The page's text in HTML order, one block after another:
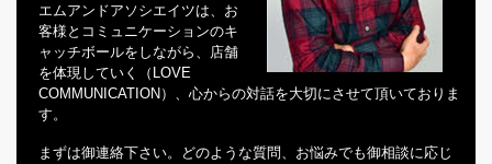
エムアンドアソシエイツは、お
客様とコミュニケーションのキ
ャッチボールをしながら、店舗
を体現していく（LOVE
COMMUNICATION）、心からの対話を大切にさせて頂いておりま
す。
まずは御連絡下さい。どのような質問、お悩みでも御相談に応じ